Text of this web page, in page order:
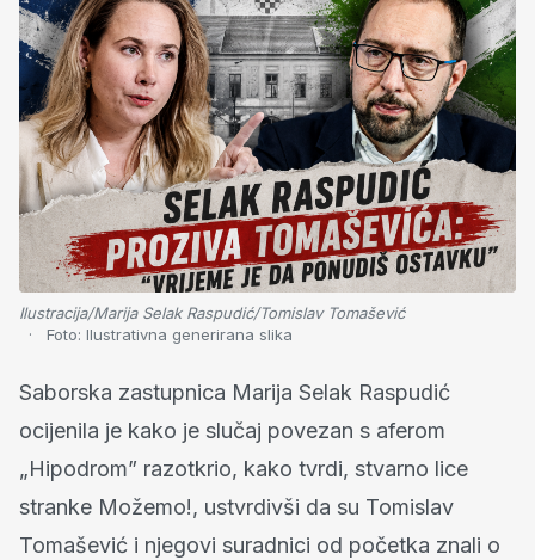
Ilustracija/Marija Selak Raspudić/Tomislav Tomašević
Foto: Ilustrativna generirana slika
Saborska zastupnica Marija Selak Raspudić
ocijenila je kako je slučaj povezan s aferom
„Hipodrom” razotkrio, kako tvrdi, stvarno lice
stranke Možemo!, ustvrdivši da su Tomislav
Tomašević i njegovi suradnici od početka znali o